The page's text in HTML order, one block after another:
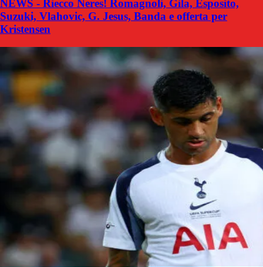
NEWS - Riecco Neres! Romagnoli, Gila, Esposito,
Suzuki, Vlahovic, G. Jesus, Banda e offerta per
Kristensen